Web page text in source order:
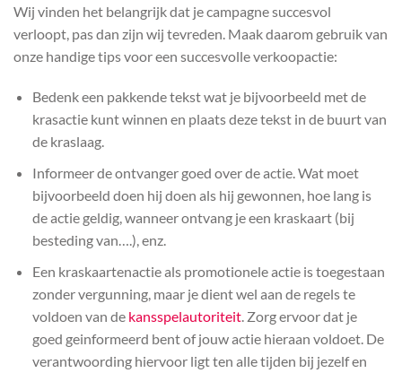
Wij vinden het belangrijk dat je campagne succesvol
verloopt, pas dan zijn wij tevreden. Maak daarom gebruik van
onze handige tips voor een succesvolle verkoopactie:
Bedenk een pakkende tekst wat je bijvoorbeeld met de
krasactie kunt winnen en plaats deze tekst in de buurt van
de kraslaag.
Informeer de ontvanger goed over de actie. Wat moet
bijvoorbeeld doen hij doen als hij gewonnen, hoe lang is
de actie geldig, wanneer ontvang je een kraskaart (bij
besteding van….), enz.
Een kraskaartenactie als promotionele actie is toegestaan
zonder vergunning, maar je dient wel aan de regels te
voldoen van de kansspelautoriteit. Zorg ervoor dat je
goed geinformeerd bent of jouw actie hieraan voldoet. De
verantwoording hiervoor ligt ten alle tijden bij jezelf en